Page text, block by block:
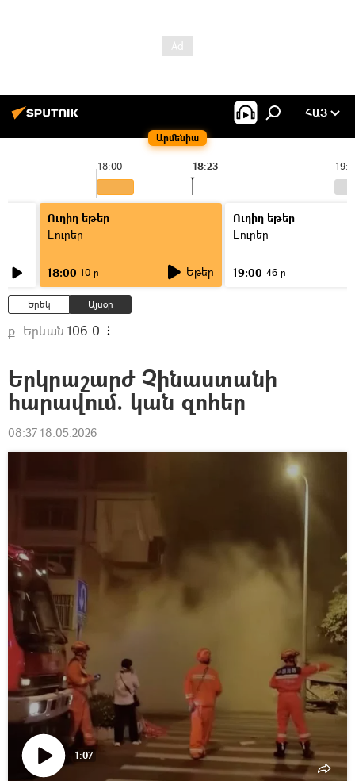
Արմենիա
ՀԱՅ
18:00 18:23
Ուղիղ եթեր
Լուրեր
18:00 10 ր Եթեր
Ուղիղ եթեր
Լուրեր
19:00 46 ր
Երեկ Այսօր
ք. Երևան 106.0
Երկրաշարժ Չինաստանի
հարավում. կան զոհեր
08:37 18.05.2026
1:07